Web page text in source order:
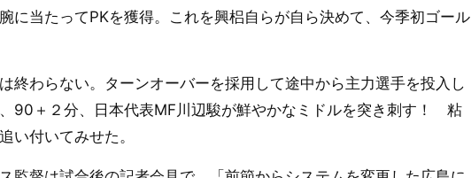
に当たってPKを獲得。これを興梠自らが自ら決めて、今季初ゴール
終わらない。ターンオーバーを採用して途中から主力選手を投入し
90＋２分、日本代表MF川辺駿が鮮やかなミドルを突き刺す！ 粘
い付いてみせた。